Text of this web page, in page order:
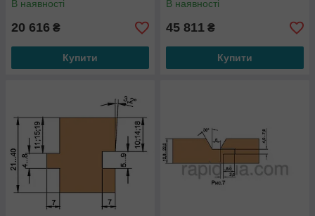
В наявності
20 616 ₴
Купити
В наявності
45 811 ₴
Купити